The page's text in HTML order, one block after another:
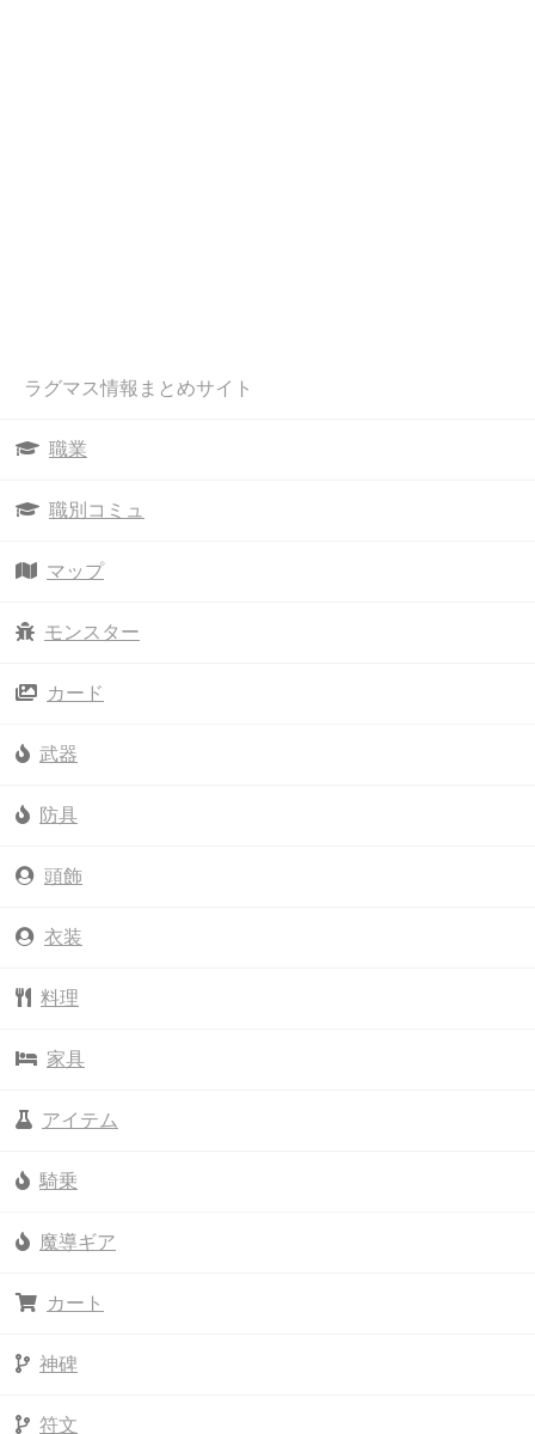
ラグマス情報まとめサイト
職業
職別コミュ
マップ
モンスター
カード
武器
防具
頭飾
衣装
料理
家具
アイテム
騎乗
魔導ギア
カート
神碑
符文